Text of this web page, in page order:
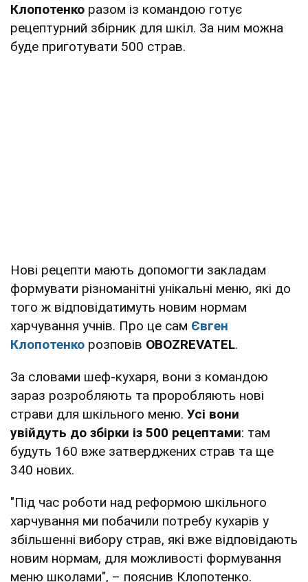
Клопотенко разом із командою готує
рецептурний збірник для шкіл. За ним можна
буде приготувати 500 страв.
Нові рецепти мають допомогти закладам
формувати різноманітні унікальні меню, які до
того ж відповідатимуть новим нормам
харчування учнів. Про це сам Євген
Клопотенко розповів OBOZREVATEL.
За словами шеф-кухаря, вони з командою
зараз розробляють та проробляють нові
страви для шкільного меню. Усі вони
увійдуть до збірки із 500 рецептами: там
будуть 160 вже затверджених страв та ще
340 нових.
"Під час роботи над реформою шкільного
харчування ми побачили потребу кухарів у
збільшенні вибору страв, які вже відповідають
новим нормам, для можливості формування
меню школами", – пояснив Клопотенко.